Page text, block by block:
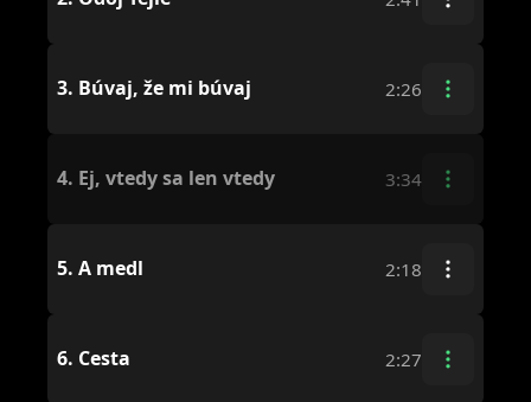
3. Búvaj, že mi búvaj 2:26
4. Ej, vtedy sa len vtedy 3:34
5. A medl 2:18
6. Cesta 2:27